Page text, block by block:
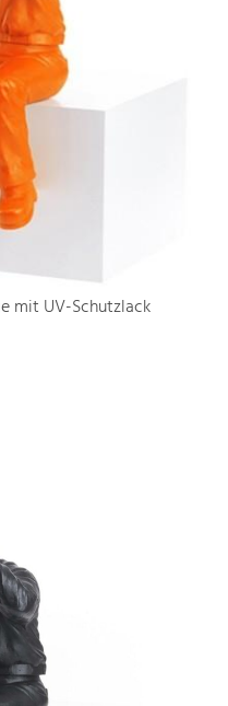
mit UV-Schutzlack